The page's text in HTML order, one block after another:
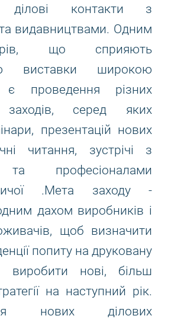
ділові контакти з
видавництвами. Одним
що сприяють
виставки широкою
є проведення різних
заходів, серед яких
презентацій нових
читання, зустрічі з
професіоналами
.Мета заходу -
дахом виробників і
щоб визначити
попиту на друковану
виробити нові, більш
на наступний рік.
нових ділових